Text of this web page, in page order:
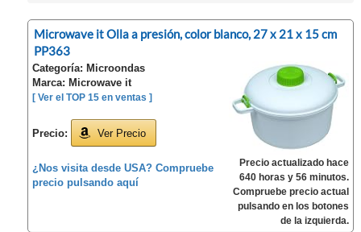
Microwave it Olla a presión, color blanco, 27 x 21 x 15 cm
PP363
Categoría: Microondas
Marca: Microwave it
[ Ver el TOP 15 en ventas ]
Precio: Ver Precio
¿Nos visita desde USA? Compruebe
precio pulsando aquí
Precio actualizado hace
640 horas y 56 minutos.
Compruebe precio actual
pulsando en los botones
de la izquierda.